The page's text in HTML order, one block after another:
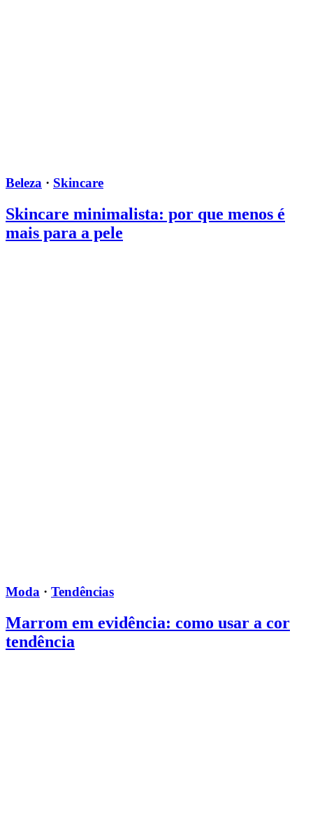
Beleza · Skincare
Skincare minimalista: por que menos é
mais para a pele
Moda · Tendências
Marrom em evidência: como usar a cor
tendência